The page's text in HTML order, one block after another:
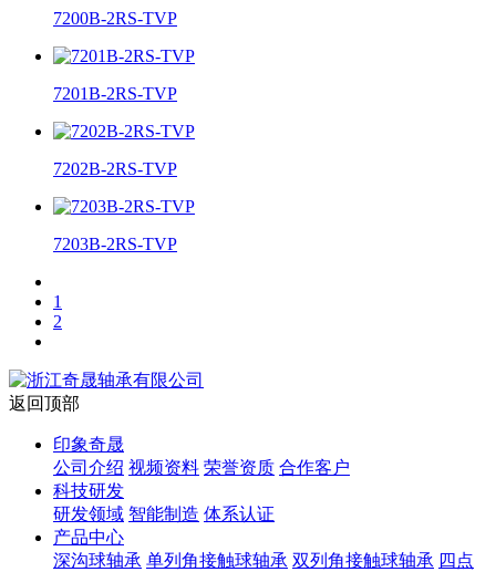
7200B-2RS-TVP
7201B-2RS-TVP
7202B-2RS-TVP
7203B-2RS-TVP
1
2
返回顶部
印象奇晟
公司介绍 视频资料 荣誉资质 合作客户
科技研发
研发领域 智能制造 体系认证
产品中心
深沟球轴承 单列角接触球轴承 双列角接触球轴承 四点